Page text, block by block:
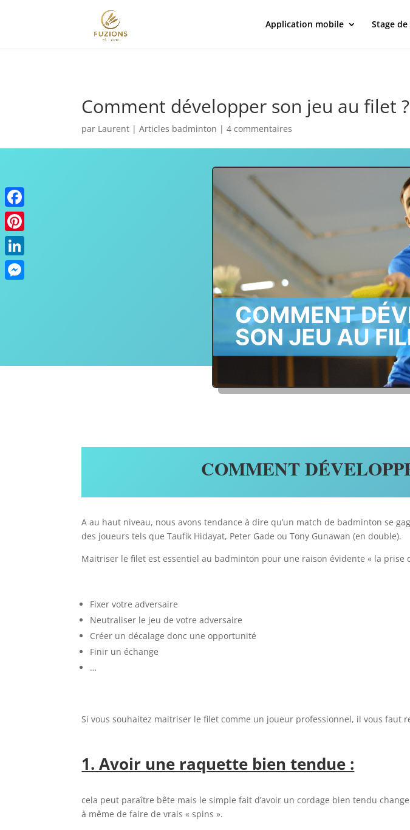
Application mobile Stage
Comment développer son jeu au filet ?
par Laurent |Articles badminton |4 commentaires
COMMENT
A au haut niveau, nous avons tendance à dire qu’un match de badminton se
des joueurs tels que Taufik Hidayat, Peter Gade ou Tony Gunawan (en double).
Maitriser le filet est essentiel au badminton pour une raison évidente « la prise
Fixer votre adversaire
Neutraliser le jeu de votre adversaire
Créer un décalage donc une opportunité
Finir un échange
…
Si vous souhaitez maitriser le filet comme un joueur professionnel, il vous faut
1. Avoir une raquette bien tendue :
cela peut paraître bête mais le simple fait d’avoir un cordage bien tendu
à même de faire de vrais « spins ».
Facebook
Pinterest
LinkedIn